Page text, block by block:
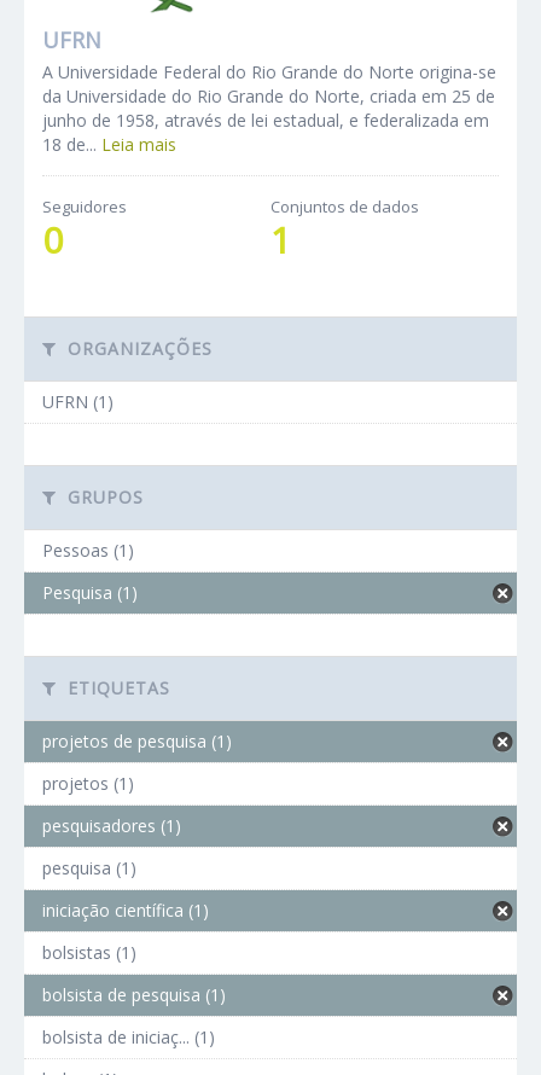
UFRN
A Universidade Federal do Rio Grande do Norte origina-se
da Universidade do Rio Grande do Norte, criada em 25 de
junho de 1958, através de lei estadual, e federalizada em
18 de... Leia mais
Seguidores
0
Conjuntos de dados
1
ORGANIZAÇÕES
UFRN (1)
GRUPOS
Pessoas (1)
Pesquisa (1)
ETIQUETAS
projetos de pesquisa (1)
projetos (1)
pesquisadores (1)
pesquisa (1)
iniciação científica (1)
bolsistas (1)
bolsista de pesquisa (1)
bolsista de iniciaç... (1)